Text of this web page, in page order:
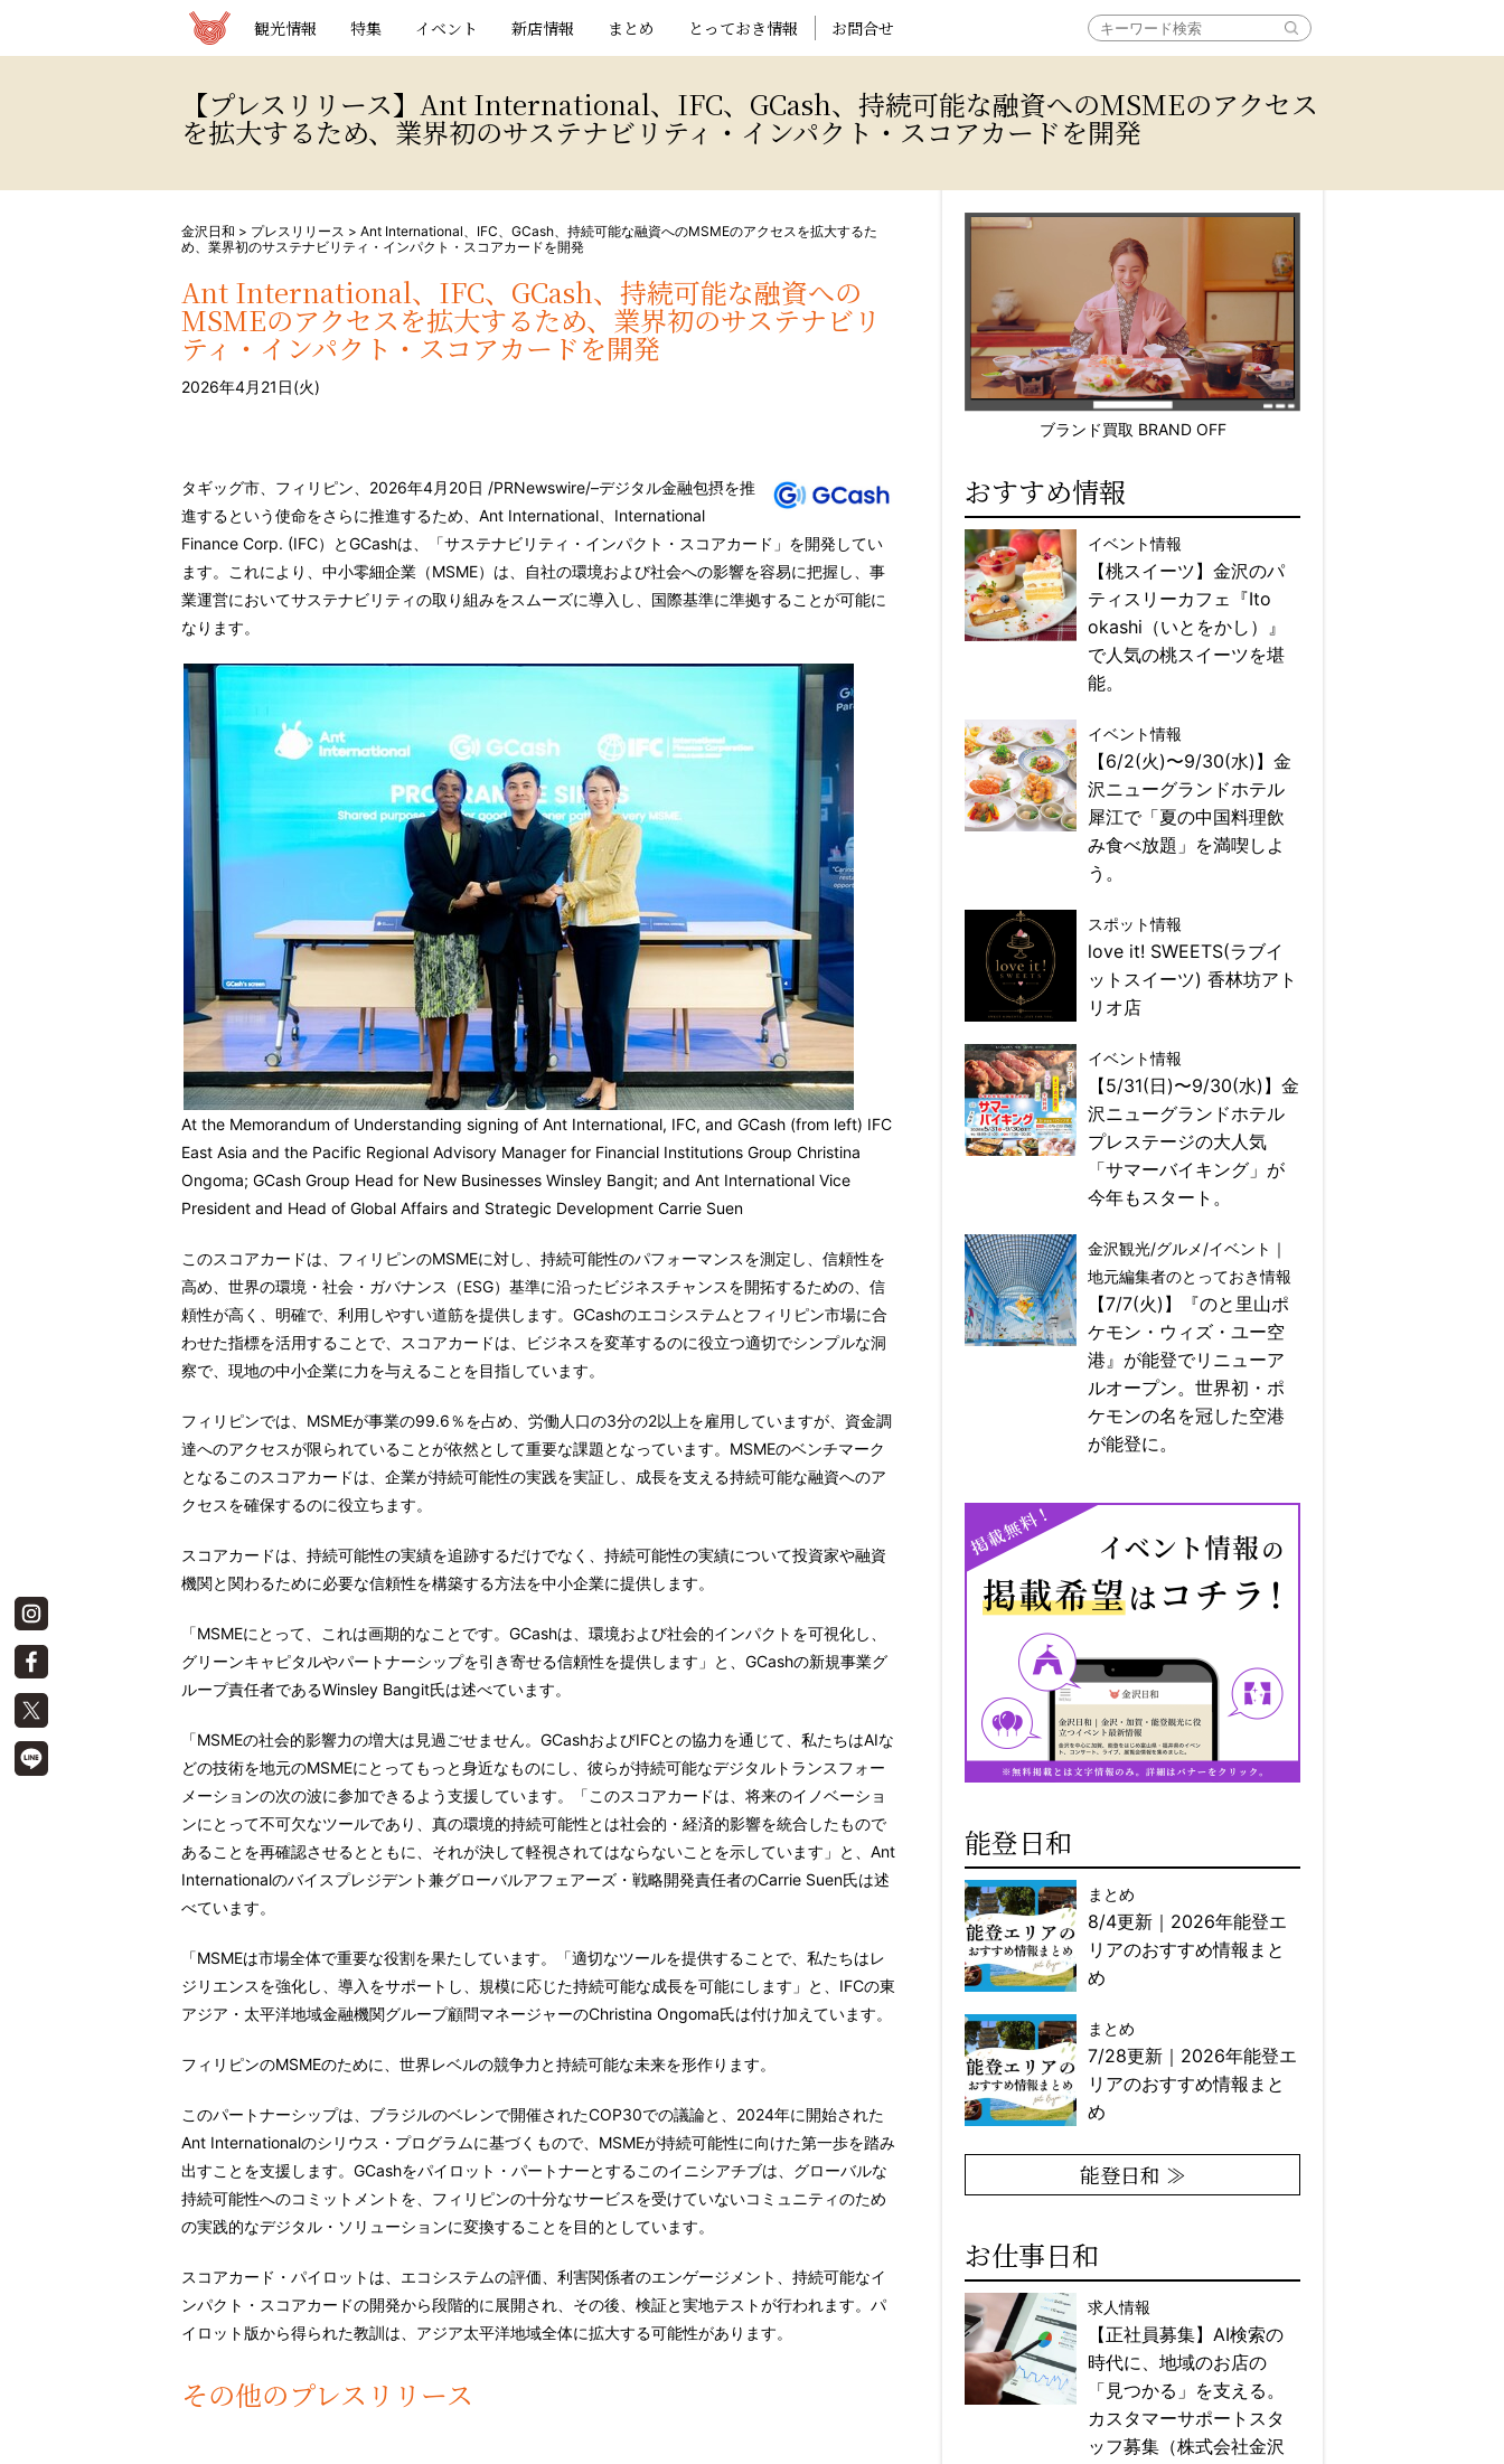
観光情報 特集 イベント 新店情報 まとめ とっておき情報 お問合せ
【プレスリリース】Ant International、IFC、GCash、持続可能な融資へのMSMEのアクセス
を拡大するため、業界初のサステナビリティ・インパクト・スコアカードを開発
金沢日和 > プレスリリース > Ant International、IFC、GCash、持続可能な融資へのMSMEのアクセスを拡大するた
め、業界初のサステナビリティ・インパクト・スコアカードを開発
Ant International、IFC、GCash、持続可能な融資への
MSMEのアクセスを拡大するため、業界初のサステナビリ
ティ・インパクト・スコアカードを開発
2026年4月21日(火)
タギッグ市、フィリピン、2026年4月20日 /PRNewswire/–デジタル金融包摂を推
進するという使命をさらに推進するため、Ant International、International
Finance Corp. (IFC）とGCashは、「サステナビリティ・インパクト・スコアカード」を開発してい
ます。これにより、中小零細企業（MSME）は、自社の環境および社会への影響を容易に把握し、事
業運営においてサステナビリティの取り組みをスムーズに導入し、国際基準に準拠することが可能に
なります。
At the Memorandum of Understanding signing of Ant International, IFC, and GCash (from left) IFC
East Asia and the Pacific Regional Advisory Manager for Financial Institutions Group Christina
Ongoma; GCash Group Head for New Businesses Winsley Bangit; and Ant International Vice
President and Head of Global Affairs and Strategic Development Carrie Suen
このスコアカードは、フィリピンのMSMEに対し、持続可能性のパフォーマンスを測定し、信頼性を
高め、世界の環境・社会・ガバナンス（ESG）基準に沿ったビジネスチャンスを開拓するための、信
頼性が高く、明確で、利用しやすい道筋を提供します。GCashのエコシステムとフィリピン市場に合
わせた指標を活用することで、スコアカードは、ビジネスを変革するのに役立つ適切でシンプルな洞
察で、現地の中小企業に力を与えることを目指しています。
フィリピンでは、MSMEが事業の99.6％を占め、労働人口の3分の2以上を雇用していますが、資金調
達へのアクセスが限られていることが依然として重要な課題となっています。MSMEのベンチマーク
となるこのスコアカードは、企業が持続可能性の実践を実証し、成長を支える持続可能な融資へのア
クセスを確保するのに役立ちます。
スコアカードは、持続可能性の実績を追跡するだけでなく、持続可能性の実績について投資家や融資
機関と関わるために必要な信頼性を構築する方法を中小企業に提供します。
「MSMEにとって、これは画期的なことです。GCashは、環境および社会的インパクトを可視化し、
グリーンキャピタルやパートナーシップを引き寄せる信頼性を提供します」と、GCashの新規事業グ
ループ責任者であるWinsley Bangit氏は述べています。
「MSMEの社会的影響力の増大は見過ごせません。GCashおよびIFCとの協力を通じて、私たちはAIな
どの技術を地元のMSMEにとってもっと身近なものにし、彼らが持続可能なデジタルトランスフォー
メーションの次の波に参加できるよう支援しています。「このスコアカードは、将来のイノベーショ
ンにとって不可欠なツールであり、真の環境的持続可能性とは社会的・経済的影響を統合したもので
あることを再確認させるとともに、それが決して軽視されてはならないことを示しています」と、Ant
Internationalのバイスプレジデント兼グローバルアフェアーズ・戦略開発責任者のCarrie Suen氏は述
べています。
「MSMEは市場全体で重要な役割を果たしています。「適切なツールを提供することで、私たちはレ
ジリエンスを強化し、導入をサポートし、規模に応じた持続可能な成長を可能にします」と、IFCの東
アジア・太平洋地域金融機関グループ顧問マネージャーのChristina Ongoma氏は付け加えています。
フィリピンのMSMEのために、世界レベルの競争力と持続可能な未来を形作ります。
このパートナーシップは、ブラジルのベレンで開催されたCOP30での議論と、2024年に開始された
Ant Internationalのシリウス・プログラムに基づくもので、MSMEが持続可能性に向けた第一歩を踏み
出すことを支援します。GCashをパイロット・パートナーとするこのイニシアチブは、グローバルな
持続可能性へのコミットメントを、フィリピンの十分なサービスを受けていないコミュニティのため
の実践的なデジタル・ソリューションに変換することを目的としています。
スコアカード・パイロットは、エコシステムの評価、利害関係者のエンゲージメント、持続可能なイ
ンパクト・スコアカードの開発から段階的に展開され、その後、検証と実地テストが行われます。パ
イロット版から得られた教訓は、アジア太平洋地域全体に拡大する可能性があります。
その他のプレスリリース
ブランド買取 BRAND OFF
おすすめ情報
イベント情報
【桃スイーツ】金沢のパ
ティスリーカフェ『Ito
okashi（いとをかし）』
で人気の桃スイーツを堪
能。
イベント情報
【6/2(火)〜9/30(水)】金
沢ニューグランドホテル
犀江で「夏の中国料理飲
み食べ放題」を満喫しよ
う。
スポット情報
love it! SWEETS(ラブイ
ットスイーツ) 香林坊アト
リオ店
イベント情報
【5/31(日)〜9/30(水)】金
沢ニューグランドホテル
プレステージの大人気
「サマーバイキング」が
今年もスタート。
金沢観光/グルメ/イベント｜
地元編集者のとっておき情報
【7/7(火)】『のと里山ポ
ケモン・ウィズ・ユー空
港』が能登でリニューア
ルオープン。世界初・ポ
ケモンの名を冠した空港
が能登に。
能登日和
まとめ
8/4更新｜2026年能登エ
リアのおすすめ情報まと
め
まとめ
7/28更新｜2026年能登エ
リアのおすすめ情報まと
め
能登日和 ≫
お仕事日和
求人情報
【正社員募集】AI検索の
時代に、地域のお店の
「見つかる」を支える。
カスタマーサポートスタ
ッフ募集（株式会社金沢